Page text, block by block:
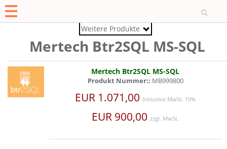
O
Mertech Btr2SQL MS-SQL
Mertech Btr2SQL MS-SQL
Produkt Nummer:: MB999800
EUR 1.071,00 Inklusive MwSt. 19%
EUR 900,00zzgl. MwSt.
Weitere Produkte